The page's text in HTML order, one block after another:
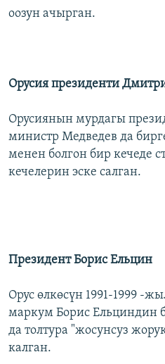
оозун ачырган.
Орусия президенти
Орусиянын мурдагы
министр Медведев да
менен болгон бир кечеде
кечелерин эске салган.
Президент Борис Ельцин
Орус өлкөсүн 1991-1999 -
маркум Борис Ельциндин
да толтура "жосунсуз
калган.